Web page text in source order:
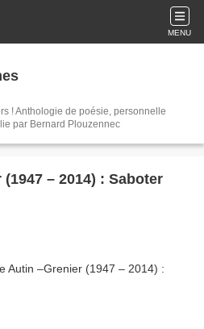
MENU
! Anthologie de poésie, personnelle
par Bernard Plouzennec
– 2014) : Saboter